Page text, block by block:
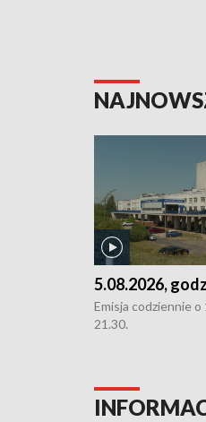
5.08.2026,
Emisja codziennie
21.30.